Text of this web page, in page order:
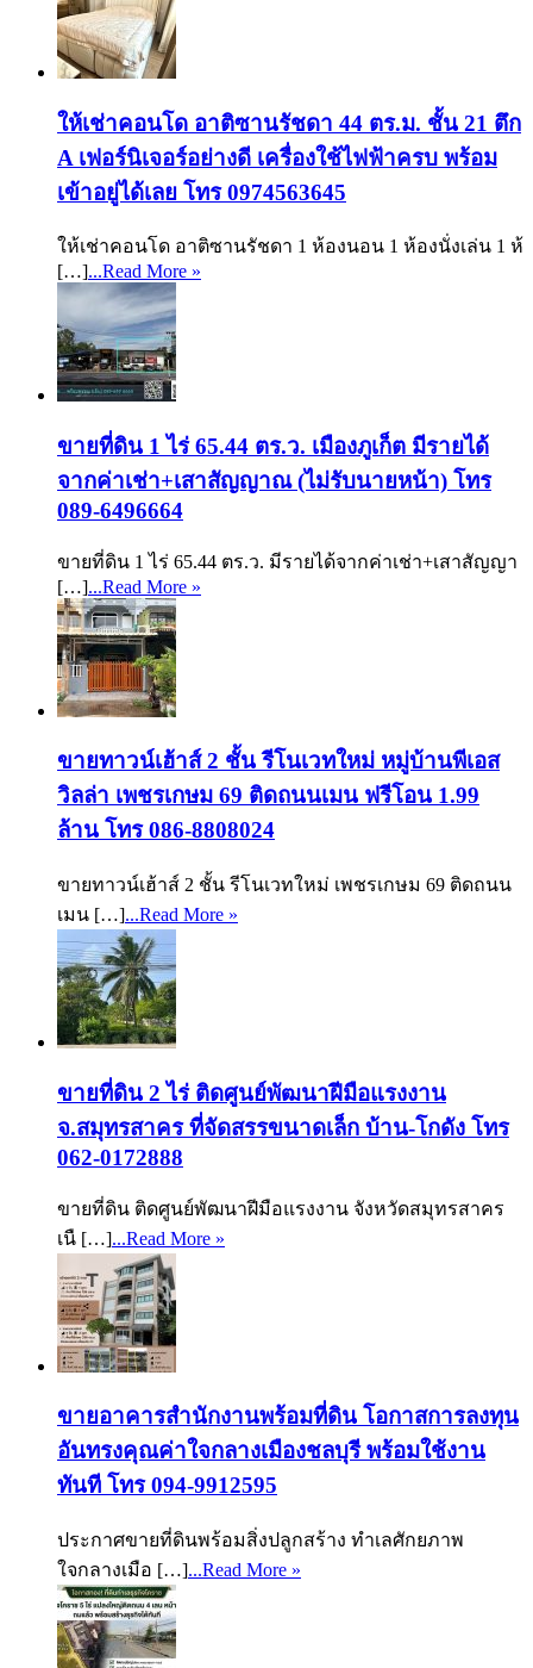
ให้เช่าคอนโด อาติซานรัชดา 44 ตร.ม. ชั้น 21 ตึก
A เฟอร์นิเจอร์อย่างดี เครื่องใช้ไฟฟ้าครบ พร้อม
เข้าอยู่ได้เลย โทร 0974563645
ให้เช่าคอนโด อาติซานรัชดา 1 ห้องนอน 1 ห้องนั่งเล่น 1 ห้
[…]...Read More »
ขายที่ดิน 1 ไร่ 65.44 ตร.ว. เมืองภูเก็ต มีรายได้
จากค่าเช่า+เสาสัญญาณ (ไม่รับนายหน้า) โทร
089-6496664
ขายที่ดิน 1 ไร่ 65.44 ตร.ว. มีรายได้จากค่าเช่า+เสาสัญญา
[…]...Read More »
ขายทาวน์เฮ้าส์ 2 ชั้น รีโนเวทใหม่ หมู่บ้านพีเอส
วิลล่า เพชรเกษม 69 ติดถนนเมน ฟรีโอน 1.99
ล้าน โทร 086-8808024
ขายทาวน์เฮ้าส์ 2 ชั้น รีโนเวทใหม่ เพชรเกษม 69 ติดถนน
เมน […]...Read More »
ขายที่ดิน 2 ไร่ ติดศูนย์พัฒนาฝีมือแรงงาน
จ.สมุทรสาคร ที่จัดสรรขนาดเล็ก บ้าน-โกดัง โทร
062-0172888
ขายที่ดิน ติดศูนย์พัฒนาฝีมือแรงงาน จังหวัดสมุทรสาคร
เนื […]...Read More »
ขายอาคารสำนักงานพร้อมที่ดิน โอกาสการลงทุน
อันทรงคุณค่าใจกลางเมืองชลบุรี พร้อมใช้งาน
ทันที โทร 094-9912595
ประกาศขายที่ดินพร้อมสิ่งปลูกสร้าง ทำเลศักยภาพ
ใจกลางเมือ […]...Read More »